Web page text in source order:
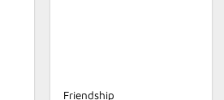
Friendship